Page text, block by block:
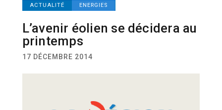
ACTUALITÉ ENERGIES
L’avenir éolien se décidera au
printemps
17 DÉCEMBRE 2014